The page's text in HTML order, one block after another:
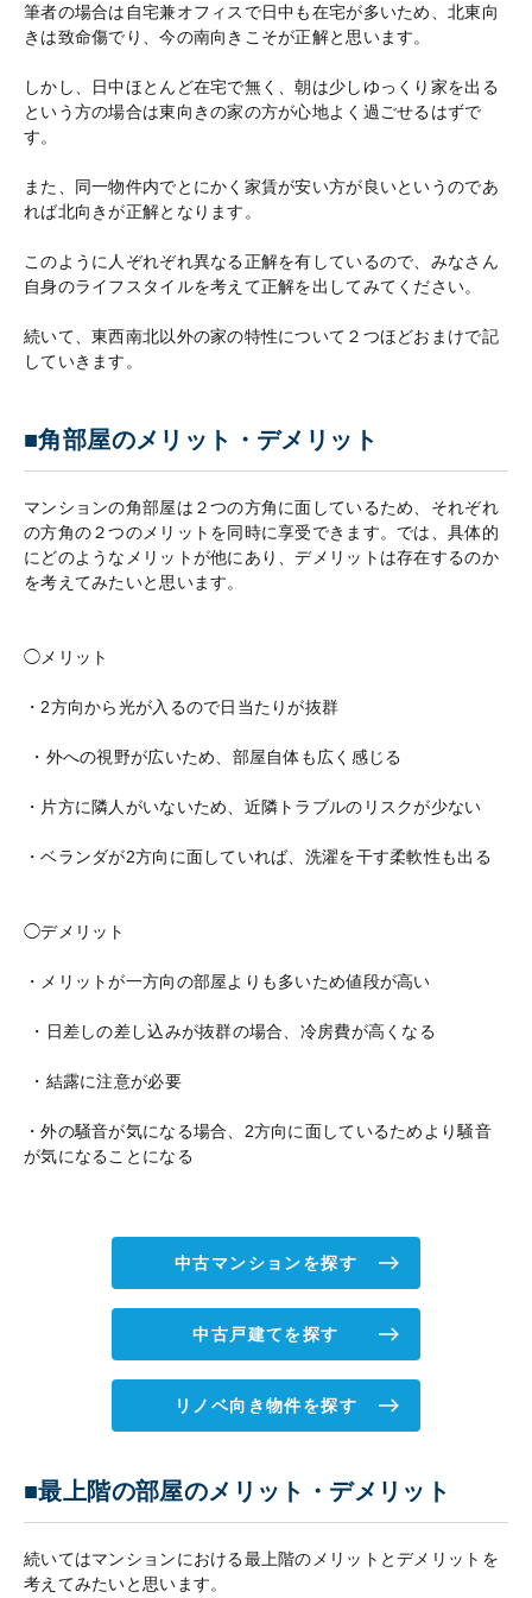
筆者の場合は自宅兼オフィスで日中も在宅が多いため、北東向
きは致命傷でり、今の南向きこそが正解と思います。
しかし、日中ほとんど在宅で無く、朝は少しゆっくり家を出る
という方の場合は東向きの家の方が心地よく過ごせるはずで
す。
また、同一物件内でとにかく家賃が安い方が良いというのであ
れば北向きが正解となります。
このように人ぞれぞれ異なる正解を有しているので、みなさん
自身のライフスタイルを考えて正解を出してみてください。
続いて、東西南北以外の家の特性について２つほどおまけで記
していきます。
■角部屋のメリット・デメリット
マンションの角部屋は２つの方角に面しているため、それぞれ
の方角の２つのメリットを同時に享受できます。では、具体的
にどのようなメリットが他にあり、デメリットは存在するのか
を考えてみたいと思います。
◯メリット
・2方向から光が入るので日当たりが抜群
・外への視野が広いため、部屋自体も広く感じる
・片方に隣人がいないため、近隣トラブルのリスクが少ない
・ベランダが2方向に面していれば、洗濯を干す柔軟性も出る
◯デメリット
・メリットが一方向の部屋よりも多いため値段が高い
・日差しの差し込みが抜群の場合、冷房費が高くなる
・結露に注意が必要
・外の騒音が気になる場合、2方向に面しているためより騒音
が気になることになる
中古マンションを探す
中古戸建てを探す
リノベ向き物件を探す
■最上階の部屋のメリット・デメリット
続いてはマンションにおける最上階のメリットとデメリットを
考えてみたいと思います。